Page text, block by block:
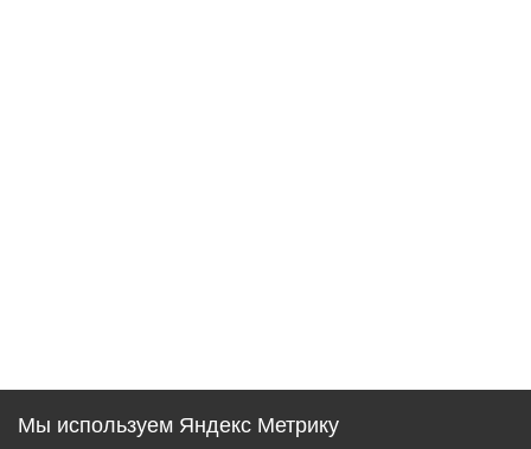
Мы используем Яндекс Метрику